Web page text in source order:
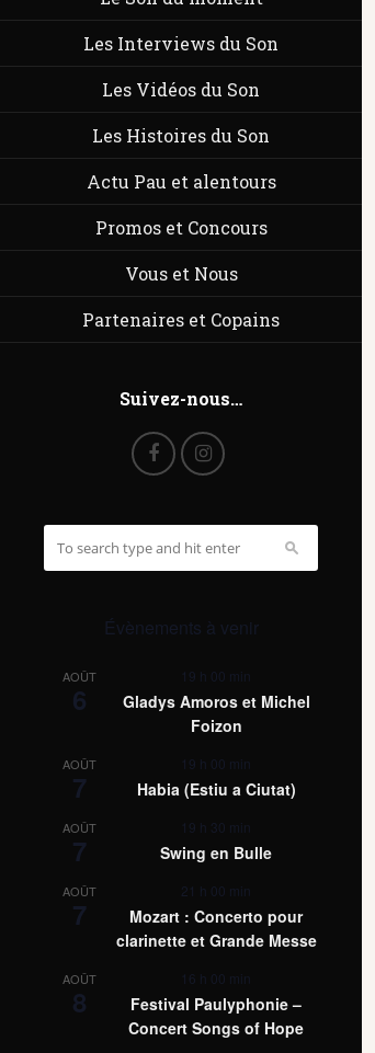
Les Interviews du Son
Les Vidéos du Son
Les Histoires du Son
Actu Pau et alentours
Promos et Concours
Vous et Nous
Partenaires et Copains
Suivez-nous…
Évènements à venir
AOÛT
6
19 h 00 min
Gladys Amoros et Michel
Foizon
AOÛT
7
19 h 00 min
Habia (Estiu a Ciutat)
AOÛT
7
19 h 30 min
Swing en Bulle
AOÛT
7
21 h 00 min
Mozart : Concerto pour
clarinette et Grande Messe
AOÛT
8
16 h 00 min
Festival Paulyphonie –
Concert Songs of Hope